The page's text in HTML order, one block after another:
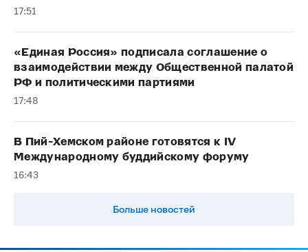
17:51
«Единая Россия» подписала соглашение о
взаимодействии между Общественной палатой
РФ и политическими партиями
17:48
В Пий-Хемском районе готовятся к IV
Международному буддийскому форуму
16:43
Больше новостей